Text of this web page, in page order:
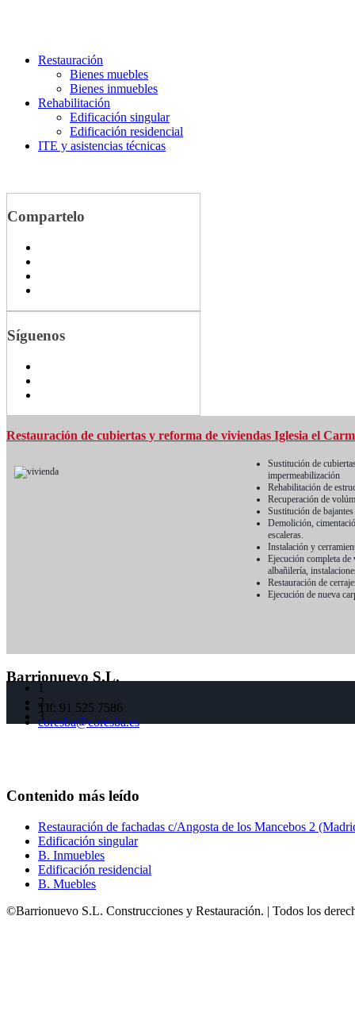
Restauración
Bienes muebles
Bienes inmuebles
Rehabilitación
Edificación singular
Edificación residencial
ITE y asistencias técnicas
Compartelo
Síguenos
Restauración de cubiertas y reforma de viviendas Iglesia el
Sustitución de
impermeabilización
Rehabilitación de
Recuperación de
Sustitución de
Demolición,
escaleras.
Instalación y
Ejecución completa
albañilería,
Restauración de
Ejecución de nueva
1
2
3
Barrionuevo S.L.
Tlf: 91 525 7586
coresba@coresba.es
Contenido más leído
Restauración de fachadas c/Angosta de los Mancebos 2
Edificación singular
B. Inmuebles
Edificación residencial
B. Muebles
©Barrionuevo S.L. Construcciones y Restauración. | Todos los